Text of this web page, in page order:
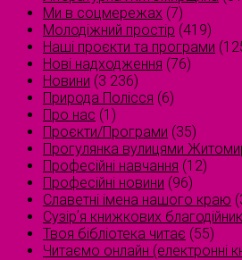
Ми в соцмережах (7)
Молодіжний простір (419)
Наші проєкти та програми
Нові надходження (76)
Новини (3 236)
Природа Полісся (6)
Про нас (1)
Проєкти/Програми (35)
Прогулянка вулицями
Професійні навчання (12)
Професійні новини (96)
Славетні імена нашого краю
Сузірʼя книжкових
Твоя бібліотека читає (55)
Читаємо онлайн (електронні